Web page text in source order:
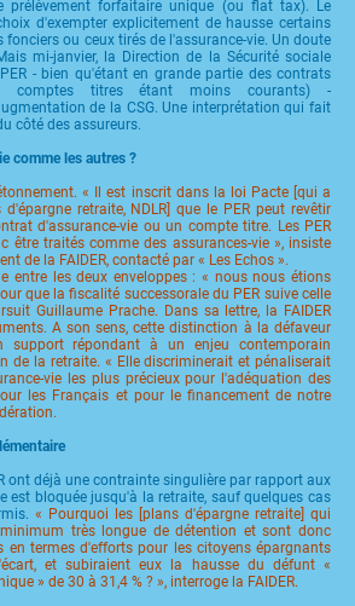
forfaitaire unique (ou flat tax). Le
d'exempter explicitement de hausse certains
fonciers ou ceux tirés de l'assurance-vie. Un doute
mi-janvier, la Direction de la Sécurité sociale
- bien qu'étant en grande partie des contrats
comptes titres étant moins courants) -
de la CSG. Une interprétation qui fait
côté des assureurs.
comme les autres ?
« Il est inscrit dans la loi Pacte [qui a
retraite, NDLR] que le PER peut revêtir
d'assurance-vie ou un compte titre. Les PER
être traités comme des assurances-vie », insiste
de la FAIDER, contacté par « Les Echos ».
entre les deux enveloppes : « nous nous étions
que la fiscalité successorale du PER suive celle
Guillaume Prache. Dans sa lettre, la FAIDER
A son sens, cette distinction à la défaveur
support répondant à un enjeu contemporain
de la retraite. « Elle discriminerait et pénaliserait
vie les plus précieux pour l'adéquation des
les Français et pour le financement de notre
ont déjà une contrainte singulière par rapport aux
est bloquée jusqu'à la retraite, sauf quelques cas
« Pourquoi les [plans d'épargne retraite] qui
très longue de détention et sont donc
en termes d'efforts pour les citoyens épargnants
et subiraient eux la hausse du défunt «
» de 30 à 31,4 % ? », interroge la FAIDER.